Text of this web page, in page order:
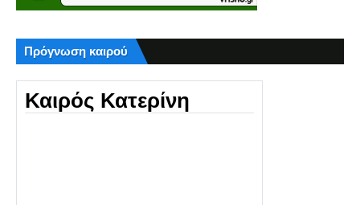
Πρόγνωση καιρού
Καιρός Κατερίνη